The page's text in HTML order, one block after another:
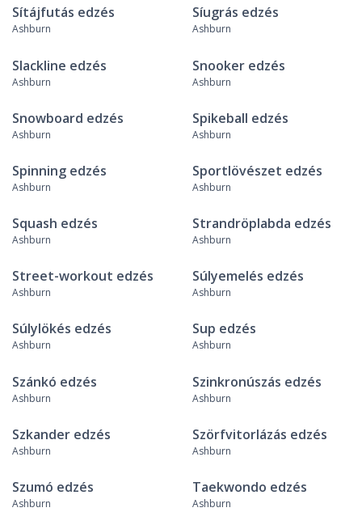
Sítájfutás edzés
Ashburn
Síugrás edzés
Ashburn
Slackline edzés
Ashburn
Snooker edzés
Ashburn
Snowboard edzés
Ashburn
Spikeball edzés
Ashburn
Spinning edzés
Ashburn
Sportlövészet edzés
Ashburn
Squash edzés
Ashburn
Strandröplabda edzés
Ashburn
Street-workout edzés
Ashburn
Súlyemelés edzés
Ashburn
Súlylökés edzés
Ashburn
Sup edzés
Ashburn
Szánkó edzés
Ashburn
Szinkronúszás edzés
Ashburn
Szkander edzés
Ashburn
Szörfvitorlázás edzés
Ashburn
Szumó edzés
Ashburn
Taekwondo edzés
Ashburn